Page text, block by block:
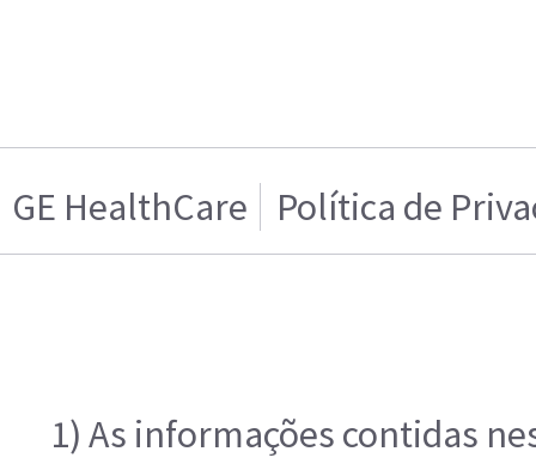
GE HealthCare Política de
1) As informações contidas